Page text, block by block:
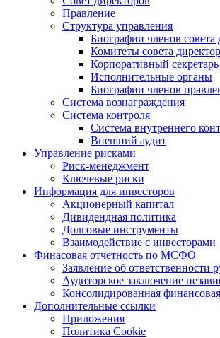
Правление
Структура управления
Биографии членов совета
Комитеты совета
Корпоративный секретарь
Исполнительные органы
Биографии членов
Система вознаграждения
Система контроля
Система внутреннего
Внешний аудит
Управление рисками
Риск-менеджмент
Ключевые риски
Информация для инвесторов
Акционерный капитал
Дивидендная политика
Долговые инструменты
Взаимодействие с инвеcторами
Финасовая отчетность по МСФО
Заявление об ответственности
Аудиторское заключение
Консолидированная
Дополнительные ссылки
Приложения
Политика Cookie